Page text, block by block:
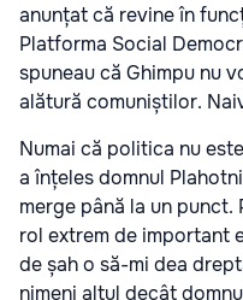
anunțat că revine în
Platforma Social
spuneau că Ghimpu nu
alătură comuniștilor.
Numai că politica nu
a înțeles domnul
merge până la un punct.
rol extrem de important
de șah o să-mi dea
nimeni altul decât